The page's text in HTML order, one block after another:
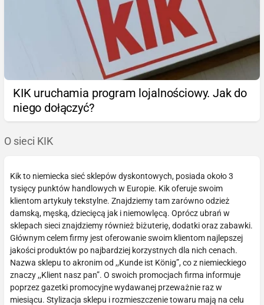
KIK uruchamia program lojalnościowy. Jak do
niego dołączyć?
O sieci KIK
Kik to niemiecka sieć sklepów dyskontowych, posiada około 3
tysięcy punktów handlowych w Europie. Kik oferuje swoim
klientom artykuły tekstylne. Znajdziemy tam zarówno odzież
damską, męską, dziecięcą jak i niemowlęcą. Oprócz ubrań w
sklepach sieci znajdziemy również biżuterię, dodatki oraz zabawki.
Głównym celem firmy jest oferowanie swoim klientom najlepszej
jakości produktów po najbardziej korzystnych dla nich cenach.
Nazwa sklepu to akronim od ,,Kunde ist König”, co z niemieckiego
znaczy ,,Klient nasz pan”. O swoich promocjach firma informuje
poprzez gazetki promocyjne wydawanej przeważnie raz w
miesiącu. Stylizacja sklepu i rozmieszczenie towaru mają na celu